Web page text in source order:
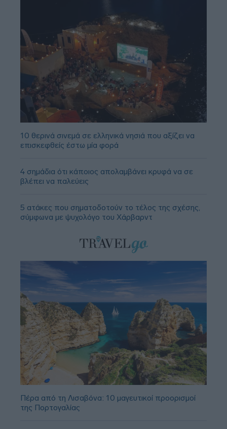
10 θερινά σινεμά σε ελληνικά νησιά που αξίζει να
επισκεφθείς έστω μία φορά
4 σημάδια ότι κάποιος απολαμβάνει κρυφά να σε
βλέπει να παλεύεις
5 ατάκες που σηματοδοτούν το τέλος της σχέσης,
σύμφωνα με ψυχολόγο του Χάρβαρντ
Πέρα από τη Λισαβόνα: 10 μαγευτικοί προορισμοί
της Πορτογαλίας